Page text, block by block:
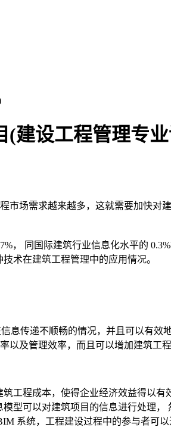
(建设工程管理专
市场需求越来越多，这就需要加快
， 同国际建筑行业信息化水平的
术在建筑工程管理中的应用情况。
息传递不顺畅的情况，并且可以有
以及管理效率，而且可以增加建筑工程
工程成本，使得企业经济效益得以
型可以对建筑项目的信息进行处理
系统，工程建设过程中的参与者可